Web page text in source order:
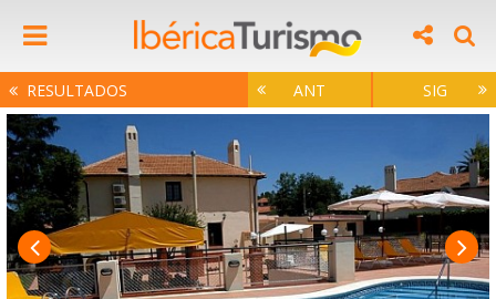
RESULTADOS ANT SIG